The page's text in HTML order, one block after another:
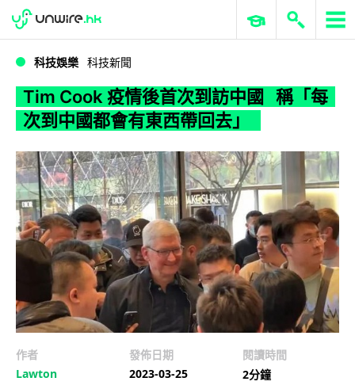
WWDC 2026 ERP 與商業 AI
科技娛樂 科技新聞
Tim Cook 疫情後首次到訪中國 稱「每
次到中國都會有東西帶回去」
作者
Lawton
發佈日期
2023-03-25
閱讀時間
2分鐘